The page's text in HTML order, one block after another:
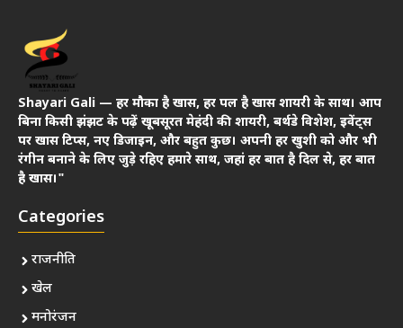
Shayari Gali — हर मौका है खास, हर पल है खास शायरी के साथ। आप
बिना किसी झंझट के पढ़ें खूबसूरत मेहंदी की शायरी, बर्थडे विशेश, इवेंट्स
पर खास टिप्स, नए डिजाइन, और बहुत कुछ। अपनी हर खुशी को और भी
रंगीन बनाने के लिए जुड़े रहिए हमारे साथ, जहां हर बात है दिल से, हर बात
है खास।"
Categories
राजनीति
खेल
मनोरंजन